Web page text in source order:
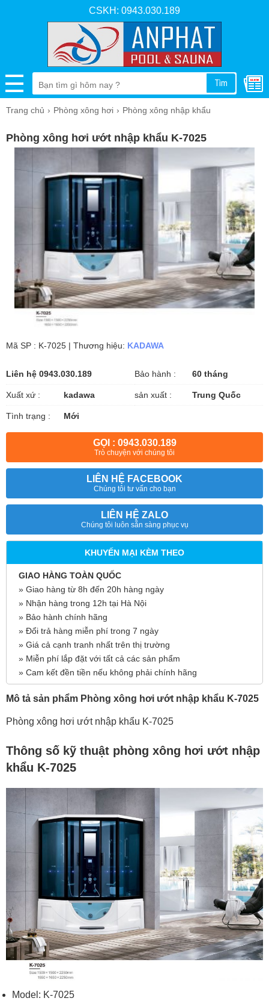
CSKH: 0943.030.189
Tìm
Trang chủ Phòng xông hơi Phòng xông nhập khẩu
Phòng xông hơi ướt nhập khẩu K-7025
Mã SP : K-7025 | Thương hiệu: KADAWA
Liên hệ 0943.030.189 Bảo hành : 60 tháng
Xuất xứ : kadawa sản xuất : Trung Quốc
Tình trạng : Mới
GỌI : 0943.030.189
Trò chuyện với chúng tôi
LIÊN HỆ FACEBOOK
Chúng tôi tư vấn cho bạn
LIÊN HỆ ZALO
Chúng tôi luôn sẵn sàng phục vụ
KHUYẾN MẠI KÈM THEO
GIAO HÀNG TOÀN QUỐC
» Giao hàng từ 8h đến 20h hàng ngày
» Nhận hàng trong 12h tại Hà Nội
» Bảo hành chính hãng
» Đổi trả hàng miễn phí trong 7 ngày
» Giá cả cạnh tranh nhất trên thị trường
» Miễn phí lắp đặt với tất cả các sản phẩm
» Cam kết đền tiền nếu không phải chính hãng
Mô tả sản phẩm Phòng xông hơi ướt nhập khẩu K-7025
Phòng xông hơi ướt nhập khẩu K-7025
Thông số kỹ thuật phòng xông hơi ướt nhập
khẩu K-7025
Model: K-7025